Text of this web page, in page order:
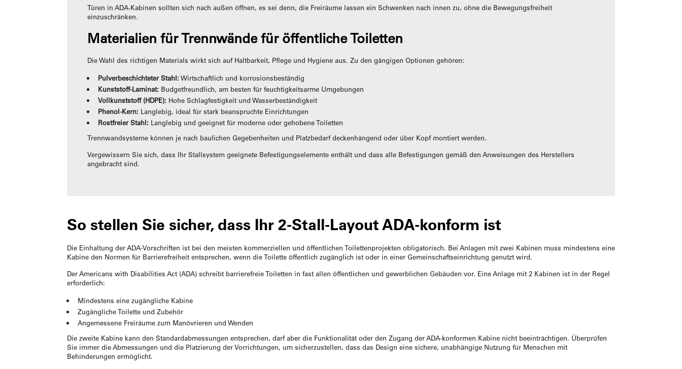
Türen in ADA-Kabinen sollten sich nach außen öffnen, es sei denn, die Freiräume lassen ein Schwenken nach innen zu, ohne die Bewegungsfreiheit
einzuschränken.
Materialien für Trennwände für öffentliche Toiletten
Die Wahl des richtigen Materials wirkt sich auf Haltbarkeit, Pflege und Hygiene aus. Zu den gängigen Optionen gehören:
Pulverbeschichteter Stahl: Wirtschaftlich und korrosionsbeständig
Kunststoff-Laminat: Budgetfreundlich, am besten für feuchtigkeitsarme Umgebungen
Vollkunststoff (HDPE): Hohe Schlagfestigkeit und Wasserbeständigkeit
Phenol-Kern: Langlebig, ideal für stark beanspruchte Einrichtungen
Rostfreier Stahl: Langlebig und geeignet für moderne oder gehobene Toiletten
Trennwandsysteme können je nach baulichen Gegebenheiten und Platzbedarf deckenhängend oder über Kopf montiert werden.
Vergewissern Sie sich, dass Ihr Stallsystem geeignete Befestigungselemente enthält und dass alle Befestigungen gemäß den Anweisungen des Herstellers
angebracht sind.
So stellen Sie sicher, dass Ihr 2-Stall-Layout ADA-konform ist
Die Einhaltung der ADA-Vorschriften ist bei den meisten kommerziellen und öffentlichen Toilettenprojekten obligatorisch. Bei Anlagen mit zwei Kabinen muss mindestens eine
Kabine den Normen für Barrierefreiheit entsprechen, wenn die Toilette öffentlich zugänglich ist oder in einer Gemeinschaftseinrichtung genutzt wird.
Der Americans with Disabilities Act (ADA) schreibt barrierefreie Toiletten in fast allen öffentlichen und gewerblichen Gebäuden vor. Eine Anlage mit 2 Kabinen ist in der Regel
erforderlich:
Mindestens eine zugängliche Kabine
Zugängliche Toilette und Zubehör
Angemessene Freiräume zum Manövrieren und Wenden
Die zweite Kabine kann den Standardabmessungen entsprechen, darf aber die Funktionalität oder den Zugang der ADA-konformen Kabine nicht beeinträchtigen. Überprüfen
Sie immer die Abmessungen und die Platzierung der Vorrichtungen, um sicherzustellen, dass das Design eine sichere, unabhängige Nutzung für Menschen mit
Behinderungen ermöglicht.